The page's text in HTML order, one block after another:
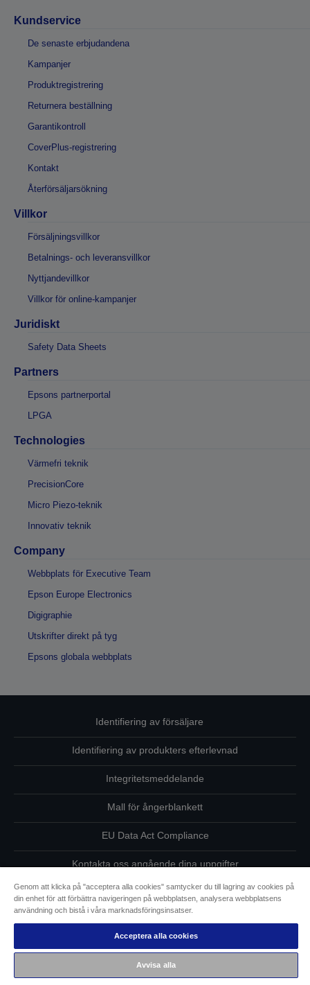
Kundservice
De senaste erbjudandena
Kampanjer
Produktregistrering
Returnera beställning
Garantikontroll
CoverPlus-registrering
Kontakt
Återförsäljarsökning
Villkor
Försäljningsvillkor
Betalnings- och leveransvillkor
Nyttjandevillkor
Villkor för online-kampanjer
Juridiskt
Safety Data Sheets
Partners
Epsons partnerportal
LPGA
Technologies
Värmefri teknik
PrecisionCore
Micro Piezo-teknik
Innovativ teknik
Company
Webbplats för Executive Team
Epson Europe Electronics
Digigraphie
Utskrifter direkt på tyg
Epsons globala webbplats
Identifiering av försäljare
Identifiering av produkters efterlevnad
Integritetsmeddelande
Mall för ångerblankett
EU Data Act Compliance
Kontakta oss angående dina uppgifter
Information om cookies
Copyright © 2026 Seiko Epson
Genom att klicka på "acceptera alla cookies" samtycker du till lagring av cookies på
din enhet för att förbättra navigeringen på webbplatsen, analysera webbplatsens
användning och bistå i våra marknadsföringsinsatser.
Acceptera alla cookies
Avvisa alla